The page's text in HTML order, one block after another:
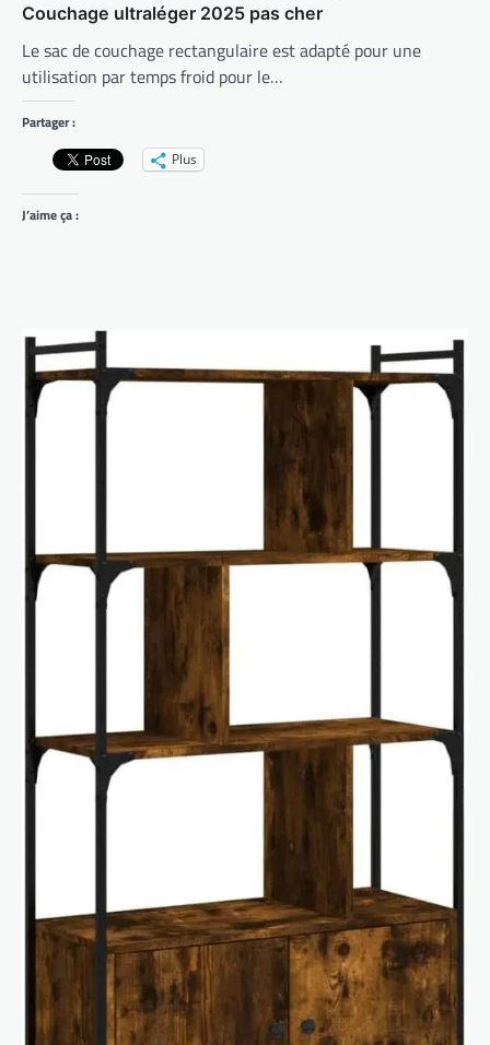
Couchage ultraléger 2025 pas cher
Le sac de couchage rectangulaire est adapté pour une
utilisation par temps froid pour le…
Partager :
Plus
J’aime ça :